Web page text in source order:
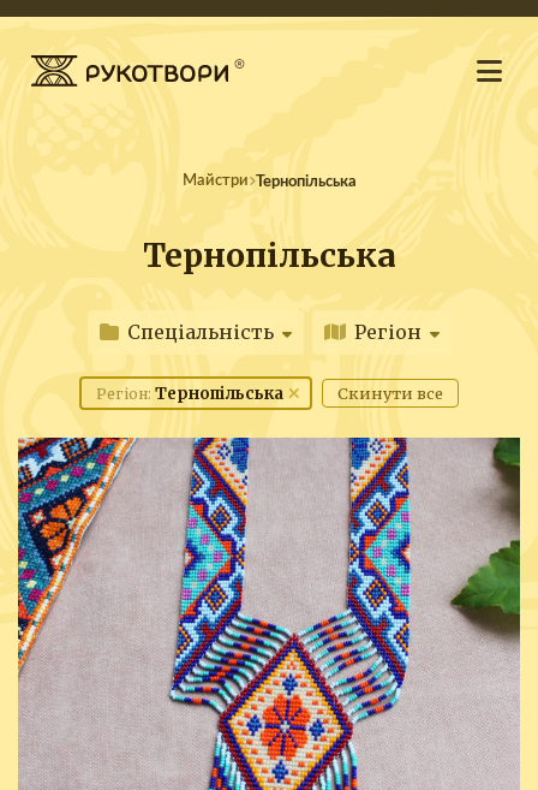
Майстри Тернопільська
Тернопільська
Спеціальність Регіон
Регіон: Тернопільська Скинути все